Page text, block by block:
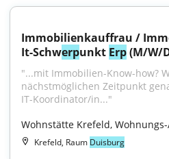
Immobilienkauffrau /
It-Schwerpunkt Erp (M/W/
"...mit Immobilien-Know-how?
nächstmöglichen Zeitpunkt
IT-Koordinator/in..."
Wohnstätte Krefeld,
Krefeld, Raum Duisburg